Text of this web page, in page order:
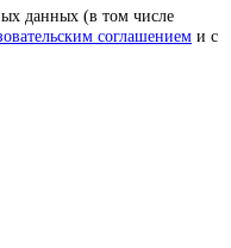
данных (в том числе
соглашением и с